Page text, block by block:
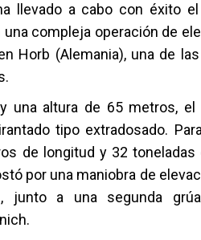
llevado a cabo con éxito
una compleja operación de
Horb (Alemania), una de
una altura de 65 metros,
tipo extradosado.
de longitud y 32
por una maniobra de
, junto a una segunda